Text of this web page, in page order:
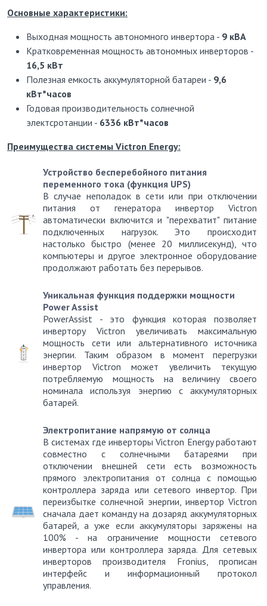
Основные характеристики:
Выходная мощность автономного инвертора - 9 кВА
Кратковременная мощность автономных инверторов -
16,5 кВт
Полезная емкость аккумуляторной батареи - 9,6
кВт*часов
Годовая производительность солнечной
электсротанции - 6336 кВт*часов
Преимущества системы Victron Energy:
Устройство бесперебойного питания
переменного тока (функция UPS)
В случае неполадок в сети или при отключении
питания от генератора инвертор Victron
автоматически включится и "перехватит" питание
подключенных нагрузок. Это происходит
настолько быстро (менее 20 миллисекунд), что
компьютеры и другое электронное оборудование
продолжают работать без перерывов.
Уникальная функция поддержки мощности
Power Assist
PowerAssist - это функция которая позволяет
инвертору Victron увеличивать максимальную
мощность сети или альтернативного источника
энергии. Таким образом в момент перегрузки
инвертор Victron может увеличить текущую
потребляемую мощность на величину своего
номинала используя энергию с аккумуляторных
батарей.
Электропитание напрямую от солнца
В системах где инверторы Victron Energy работают
совместно с солнечными батареями при
отключении внешней сети есть возможность
прямого электропитания от солнца с помощью
контроллера заряда или сетевого инвертор. При
переизбытке солнечной энергии, инвертор Victron
сначала дает команду на дозаряд аккумуляторных
батарей, а уже если аккумуляторы заряжены на
100% - на ограничение мощности сетевого
инвертора или контроллера заряда. Для сетевых
инверторов производителя Fronius, прописан
интерфейс и информационный протокол
управления.